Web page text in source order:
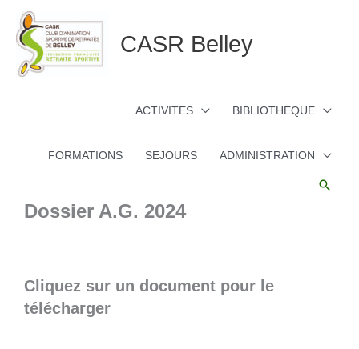
contenu
CASR Belley
ACTIVITES BIBLIOTHEQUE
FORMATIONS SEJOURS ADMINISTRATION
Dossier A.G. 2024
Cliquez sur un document pour le
télécharger